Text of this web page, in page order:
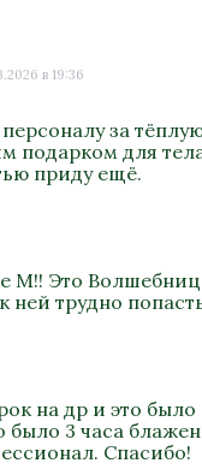
в 19:36
за
подарком для
приду ещё.
М!! Это
ней трудно
на др и это
было 3 часа
Спасибо!